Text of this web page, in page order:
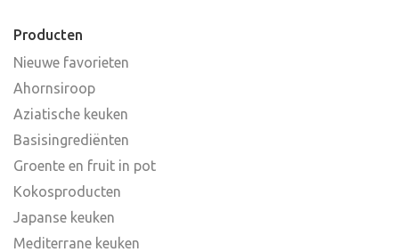
Producten
Nieuwe favorieten
Ahornsiroop
Aziatische keuken
Basisingrediënten
Groente en fruit in pot
Kokosproducten
Japanse keuken
Mediterrane keuken